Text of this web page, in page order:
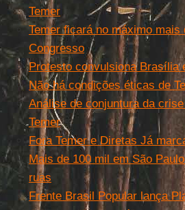
Temer
Temer ficará no máximo
Congresso
Protesto convulsiona Brasília
Não há condições éticas de
Análise de conjuntura da
Temer
Fora Temer e Diretas Já
Mais de 100 mil em São
ruas
Frente Brasil Popular lança